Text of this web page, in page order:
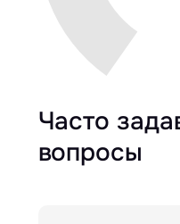
Часто
вопросы